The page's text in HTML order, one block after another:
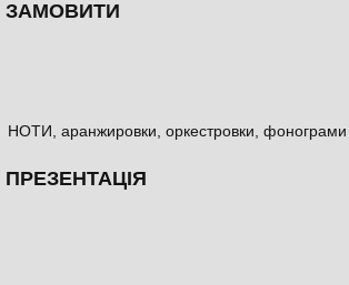
ЗАМОВИТИ
НОТИ, аранжировки, оркестровки, фонограми
ПРЕЗЕНТАЦІЯ